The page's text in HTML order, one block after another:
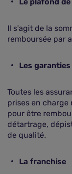
Il s'agit de la
remboursée par
Les garanties
Toutes les
prises en charge
pour être
détartrage,
de qualité.
La franchise